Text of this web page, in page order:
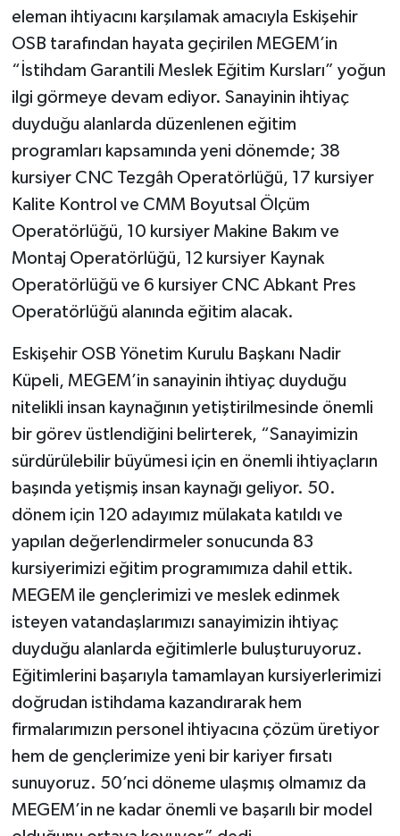
eleman ihtiyacını karşılamak amacıyla Eskişehir
OSB tarafından hayata geçirilen MEGEM’in
“İstihdam Garantili Meslek Eğitim Kursları” yoğun
ilgi görmeye devam ediyor. Sanayinin ihtiyaç
duyduğu alanlarda düzenlenen eğitim
programları kapsamında yeni dönemde; 38
kursiyer CNC Tezgâh Operatörlüğü, 17 kursiyer
Kalite Kontrol ve CMM Boyutsal Ölçüm
Operatörlüğü, 10 kursiyer Makine Bakım ve
Montaj Operatörlüğü, 12 kursiyer Kaynak
Operatörlüğü ve 6 kursiyer CNC Abkant Pres
Operatörlüğü alanında eğitim alacak.
Eskişehir OSB Yönetim Kurulu Başkanı Nadir
Küpeli, MEGEM’in sanayinin ihtiyaç duyduğu
nitelikli insan kaynağının yetiştirilmesinde önemli
bir görev üstlendiğini belirterek, “Sanayimizin
sürdürülebilir büyümesi için en önemli ihtiyaçların
başında yetişmiş insan kaynağı geliyor. 50.
dönem için 120 adayımız mülakata katıldı ve
yapılan değerlendirmeler sonucunda 83
kursiyerimizi eğitim programımıza dahil ettik.
MEGEM ile gençlerimizi ve meslek edinmek
isteyen vatandaşlarımızı sanayimizin ihtiyaç
duyduğu alanlarda eğitimlerle buluşturuyoruz.
Eğitimlerini başarıyla tamamlayan kursiyerlerimizi
doğrudan istihdama kazandırarak hem
firmalarımızın personel ihtiyacına çözüm üretiyor
hem de gençlerimize yeni bir kariyer fırsatı
sunuyoruz. 50’nci döneme ulaşmış olmamız da
MEGEM’in ne kadar önemli ve başarılı bir model